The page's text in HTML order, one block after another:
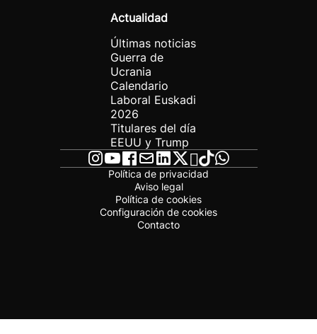
Actualidad
Últimas noticias
Guerra de
Ucrania
Calendario
Laboral Euskadi
2026
Titulares del día
EEUU y Trump
Política de privacidad
Aviso legal
Política de cookies
Configuración de cookies
Contacto